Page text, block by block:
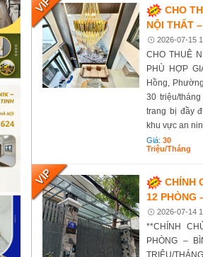
CHO
NỘI THẤT
2026-07-15
CHO THUÊ
PHÙ HỢP
Hồng,
30 triệu/
trang bị đầy
khu vực an
Giá:30
Triệu/tháng
CHÍNH
12 PHÒNG
2026-07-14
**CHÍNH
PHÒNG –
TRIỆU/